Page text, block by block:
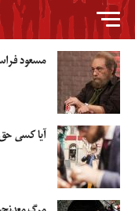
مسعود
آیا کسی حق